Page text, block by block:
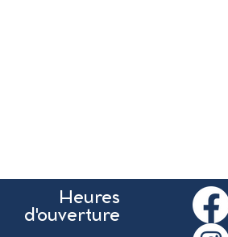
Heures
d'ouverture